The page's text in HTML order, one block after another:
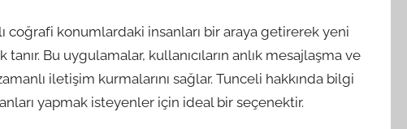
coğrafi konumlardaki insanları bir araya getirerek yeni
Bu uygulamalar, kullanıcıların anlık mesajlaşma ve
iletişim kurmalarını sağlar. Tunceli hakkında bilgi
yapmak isteyenler için ideal bir seçenektir.